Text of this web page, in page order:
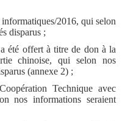
2016, qui selon
disparus ;
été offert à titre de don à la
chinoise, qui selon nos
(annexe 2) ;
Technique avec
nos informations seraient